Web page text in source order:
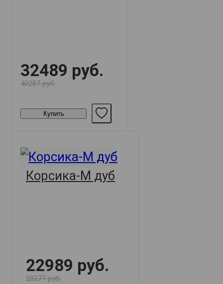
32489 руб.
40287 руб.
Купить
Корсика-М дуб
22989 руб.
28277 руб.